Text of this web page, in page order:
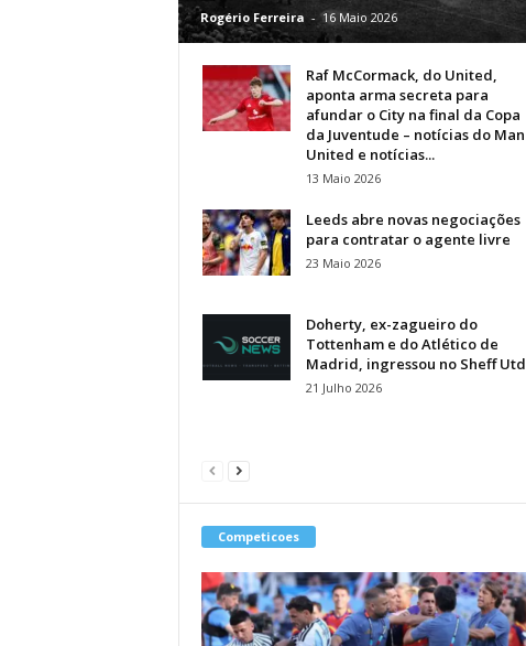
Rogério Ferreira - 16 Maio 2026
Raf McCormack, do United,
aponta arma secreta para
afundar o City na final da Copa
da Juventude – notícias do Man
United e notícias...
13 Maio 2026
Leeds abre novas negociações
para contratar o agente livre
23 Maio 2026
Doherty, ex-zagueiro do
Tottenham e do Atlético de
Madrid, ingressou no Sheff Utd
21 Julho 2026
Competicoes